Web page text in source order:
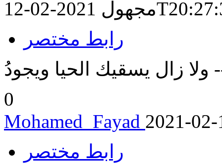
مجهول2021-02-
رابط مختصر
ولا زال يسقيك الحيا ويجودُ
0
Mohamed_Fayad 2021-
رابط مختصر